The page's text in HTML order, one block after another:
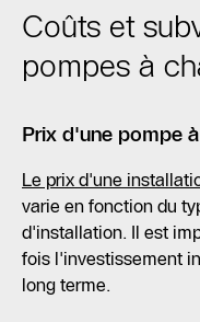
Coûts et
pompes à
Prix d'une pompe
Le prix d'une
varie en fonction du
d'installation. Il est
fois l'investissement
long terme.